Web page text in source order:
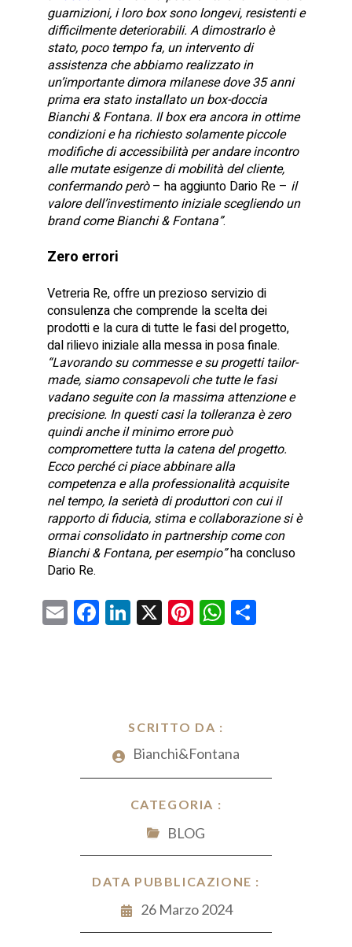
SCRITTO DA :
Bianchi&Fontana
CATEGORIA :
BLOG
DATA PUBBLICAZIONE :
26 Marzo 2024
guarnizioni, i loro box sono longevi, resistenti e
difficilmente deteriorabili. A dimostrarlo è
stato, poco tempo fa, un intervento di
assistenza che abbiamo realizzato in
un’importante dimora milanese dove 35 anni
prima era stato installato un box-doccia
Bianchi & Fontana. Il box era ancora in ottime
condizioni e ha richiesto solamente piccole
modifiche di accessibilità per andare incontro
alle mutate esigenze di mobilità del cliente,
confermando però– ha aggiunto Dario Re – il
valore dell’investimento iniziale scegliendo un
brand come Bianchi & Fontana”.
Zero errori
Vetreria Re, offre un prezioso servizio di
consulenza che comprende la scelta dei
prodotti e la cura di tutte le fasi del progetto,
dal rilievo iniziale alla messa in posa finale.
“Lavorando su commesse e su progetti tailor-
made, siamo consapevoli che tutte le fasi
vadano seguite con la massima attenzione e
precisione. In questi casi la tolleranza è zero
quindi anche il minimo errore può
compromettere tutta la catena del progetto.
Ecco perché ci piace abbinare alla
competenza e alla professionalità acquisite
nel tempo, la serietà di produttori con cui il
rapporto di fiducia, stima e collaborazione si è
ormai consolidato in partnership come con
Bianchi & Fontana, per esempio”ha concluso
Dario Re.
E
m
F
a
Li
nk
X Pi
nt
W
h
p